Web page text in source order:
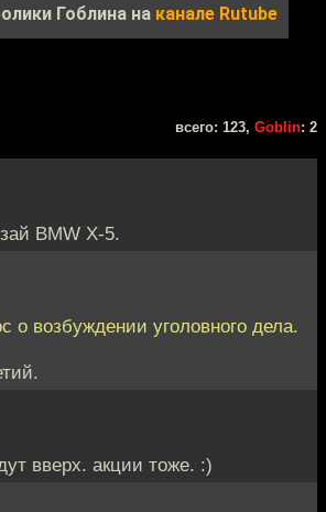
Гоблина на канале Rutube
всего: 123, Goblin: 2
BMW X-5.
о возбуждении уголовного дела.
вверх. акции тоже. :)